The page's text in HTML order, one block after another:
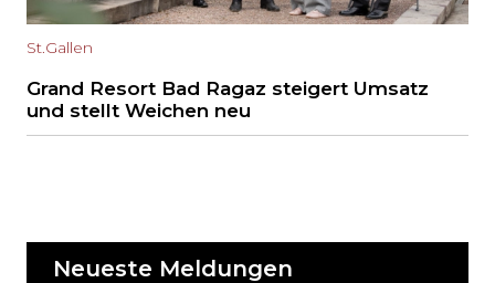
St.Gallen
Grand Resort Bad Ragaz steigert Umsatz
und stellt Weichen neu
Neueste Meldungen